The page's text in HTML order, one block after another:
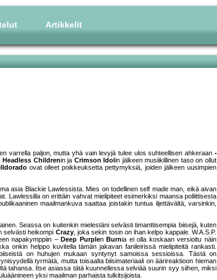
Artikkelit
varrella paljon, mutta yhä vain levyjä tulee ulos suhteellisen ahkeraan
Headless Childrenin ja Crimson Idolin jälkeen musiikillinen taso on ollut
ovat olleet poikkeuksetta pettymyksiä, joiden jälkeen uusimpien
asia Blackie Lawlessista. Mies on todellinen self made man, eikä aivan
Lawlessilla on erittäin vahvat mielipiteet esimerkiksi maansa poliittisesta
maailmankuva saattaa joistakin tuntua iljettävältä, varsinkin,
Seassa on kuitenkin mielestäni selvästi timanttisempia biisejä, kuten
selvästi heikompi Crazy, joka sekin tosin on ihan kelpo kappale. W.A.S.P.
napakymppiin – Deep Purplen Burnia ei olla koskaan versioitu näin
onkin helppo kuvitella tämän jakavan fanileirissä mielipiteitä rankasti.
on huhujen mukaan syntynyt samoissa sessioissa. Tästä on
tyrmätä, mutta toisaalta biisimateriaali on äärireaktioon hieman
tahansa. Itse asiassa tätä kuunnellessa selviää suurin syy siihen, miksi
yksi maailman parhaista tulkitsijoista.